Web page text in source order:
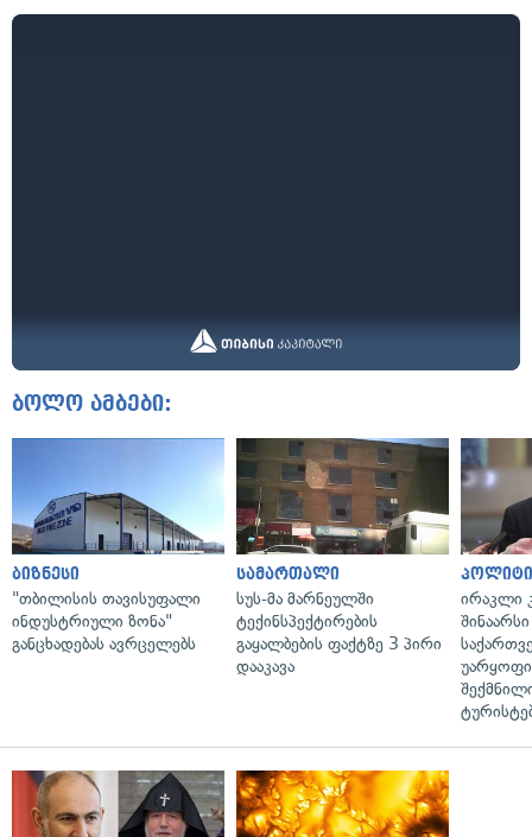
ბოლო ამბები:
ბიზნესი
"თბილისის თავისუფალი
ინდუსტრიული ზონა"
განცხადებას ავრცელებს
სამართალი
სუს-მა მარნეულში
ტექინსპექტირების
გაყალბების ფაქტზე 3 პირი
დააკავა
ირაკლი